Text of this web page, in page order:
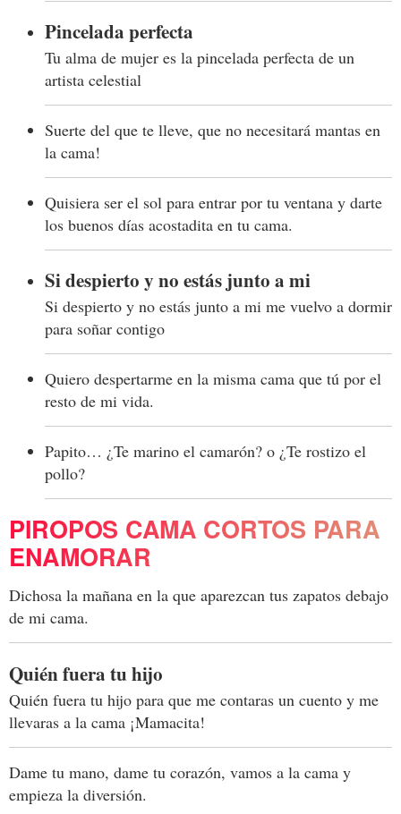
Pincelada perfecta
Tu alma de mujer es la pincelada perfecta de un
artista celestial
Suerte del que te lleve, que no necesitará mantas en
la cama!
Quisiera ser el sol para entrar por tu ventana y darte
los buenos días acostadita en tu cama.
Si despierto y no estás junto a mi
Si despierto y no estás junto a mi me vuelvo a dormir
para soñar contigo
Quiero despertarme en la misma cama que tú por el
resto de mi vida.
Papito… ¿Te marino el camarón? o ¿Te rostizo el
pollo?
PIROPOS CAMA CORTOS PARA
ENAMORAR
Dichosa la mañana en la que aparezcan tus zapatos debajo
de mi cama.
Quién fuera tu hijo
Quién fuera tu hijo para que me contaras un cuento y me
llevaras a la cama ¡Mamacita!
Dame tu mano, dame tu corazón, vamos a la cama y
empieza la diversión.